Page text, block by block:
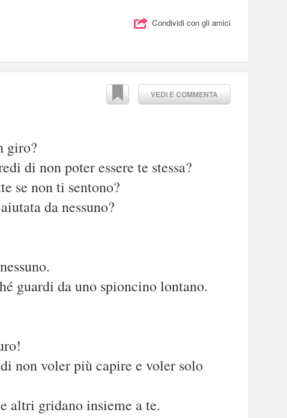
Condividi con gli amici
VEDI E COMMENTA
giro?
di non poter essere te stessa?
se non ti sentono?
da nessuno?
guardi da uno spioncino lontano.
non voler più capire e voler solo
altri gridano insieme a te.